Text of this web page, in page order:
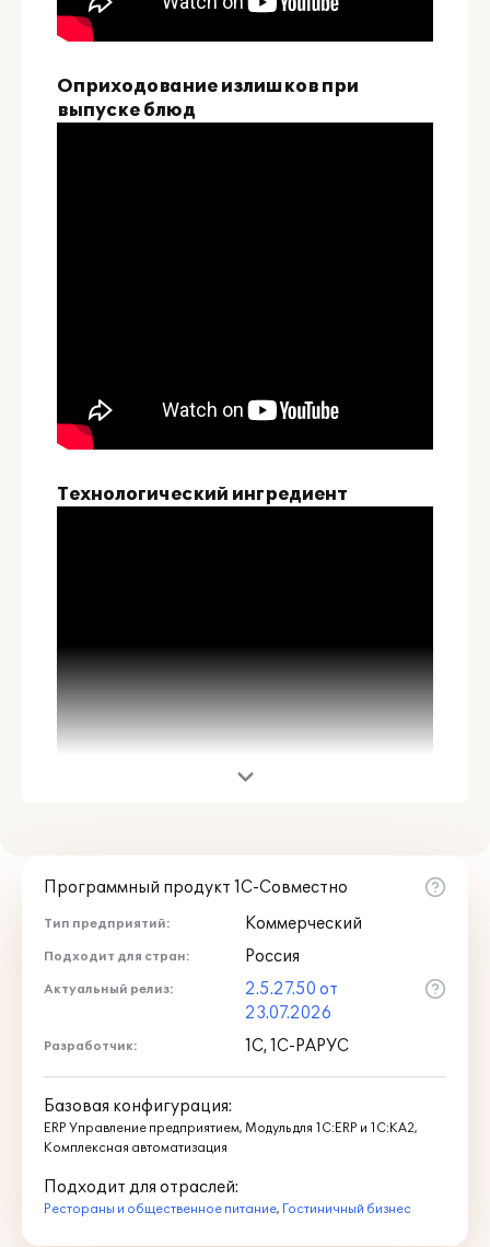
Оприходование излишков при
выпуске блюд
Технологический ингредиент
Создание ингредиентов и блюд
Программный продукт 1С-Совместно
Тип предприятий: Коммерческий
Подходит для стран: Россия
Актуальный релиз:
2.5.27.50 от
23.07.2026
Разработчик: 1С, 1С-РАРУС
Базовая конфигурация:
ERP Управление предприятием, Модуль для 1С:ERP и 1С:КА2,
Комплексная автоматизация
Подходит для отраслей:
Рестораны и общественное питание, Гостиничный бизнес